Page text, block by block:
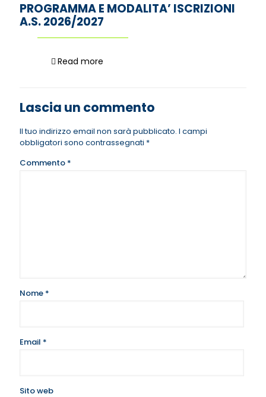
PROGRAMMA E MODALITA’ ISCRIZIONI
A.S. 2026/2027
Read more
Lascia un commento
Il tuo indirizzo email non sarà pubblicato. I campi
obbligatori sono contrassegnati *
Commento *
Nome *
Email *
Sito web